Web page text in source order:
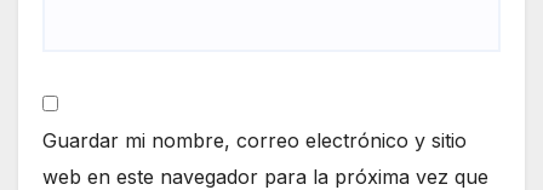
Guardar mi nombre, correo electrónico y sitio
web en este navegador para la próxima vez que